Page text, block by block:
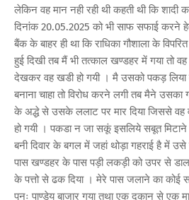
लेकिन वह मान नही रही थी कहती थी कि
दिनांक 20.05.2025 को भी साफ सफाई करने
बैंक के बाहर ही था कि राधिका गौशाला के
हुई दिखी तब मैं भी तत्काल खण्डहर में गया तो
देखकर वह खडी हो गयी । मै उसको पकड़
बनाना चाहा तो विरोध करने लगी तब मैने
के अद्धे से उसके ललाट पर मार दिया जिससे वह
हो गयी । पकडा न जा सकूं इसलिये सबूत
बनी दिवार के बगल में जहां थोड़ा गहराई है में
पास खण्डहर के पास पड़ी लकड़ी को उपर से
के पत्तो से ढक दिया । मेरे पास जलाने का कोई
पुनः पाण्डेय बाजार गया तथा एक दुकान से एक